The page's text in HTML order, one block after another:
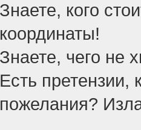
Знаете, кого
координаты!
Знаете, чего не
Есть претензии,
пожелания?